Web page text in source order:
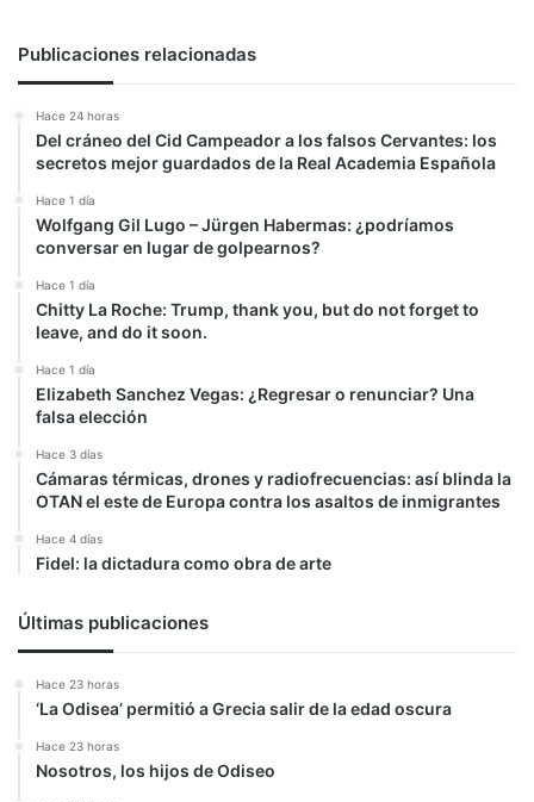
Publicaciones relacionadas
Hace 24 horas
Del cráneo del Cid Campeador a los falsos Cervantes: los
secretos mejor guardados de la Real Academia Española
Hace 1 día
Wolfgang Gil Lugo – Jürgen Habermas: ¿podríamos
conversar en lugar de golpearnos?
Hace 1 día
Chitty La Roche: Trump, thank you, but do not forget to
leave, and do it soon.
Hace 1 día
Elizabeth Sanchez Vegas: ¿Regresar o renunciar? Una
falsa elección
Hace 3 días
Cámaras térmicas, drones y radiofrecuencias: así blinda la
OTAN el este de Europa contra los asaltos de inmigrantes
Hace 4 días
Fidel: la dictadura como obra de arte
Últimas publicaciones
Hace 23 horas
‘La Odisea’ permitió a Grecia salir de la edad oscura
Hace 23 horas
Nosotros, los hijos de Odiseo